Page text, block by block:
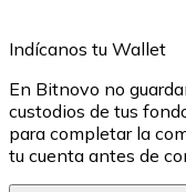
Tienda -
Nuevo
Compra
Ir a la tienda de
Indícanos tu Wallet
En Bitnovo no
custodios de tus
para completar la
tu cuenta antes de